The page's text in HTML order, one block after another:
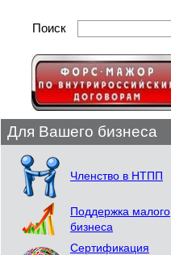
Поиск
Для Вашего бизнеса
Членство в НТПП
Поддержка малого
бизнеса
Сертификация